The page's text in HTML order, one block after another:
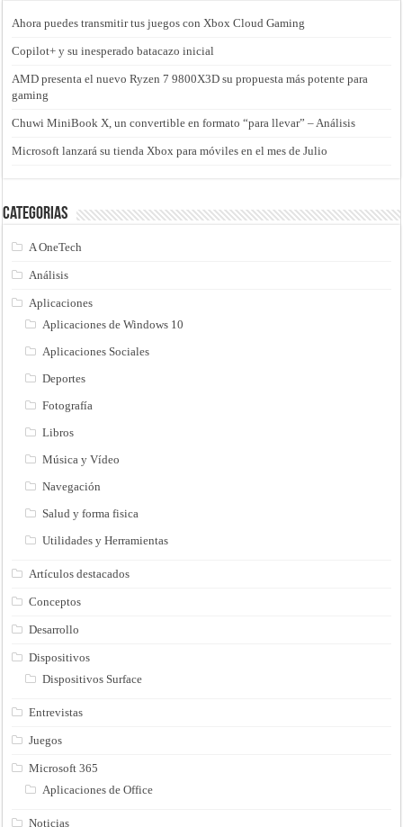
Ahora puedes transmitir tus juegos con Xbox Cloud Gaming
Copilot+ y su inesperado batacazo inicial
AMD presenta el nuevo Ryzen 7 9800X3D su propuesta más potente para
gaming
Chuwi MiniBook X, un convertible en formato “para llevar” – Análisis
Microsoft lanzará su tienda Xbox para móviles en el mes de Julio
Categorias
A OneTech
Análisis
Aplicaciones
Aplicaciones de Windows 10
Aplicaciones Sociales
Deportes
Fotografía
Libros
Música y Vídeo
Navegación
Salud y forma fisica
Utilidades y Herramientas
Artículos destacados
Conceptos
Desarrollo
Dispositivos
Dispositivos Surface
Entrevistas
Juegos
Microsoft 365
Aplicaciones de Office
Noticias